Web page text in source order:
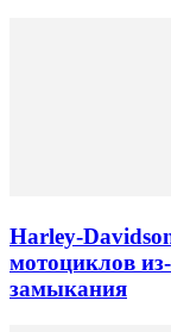
Harley-
мотоциклов
замыкания